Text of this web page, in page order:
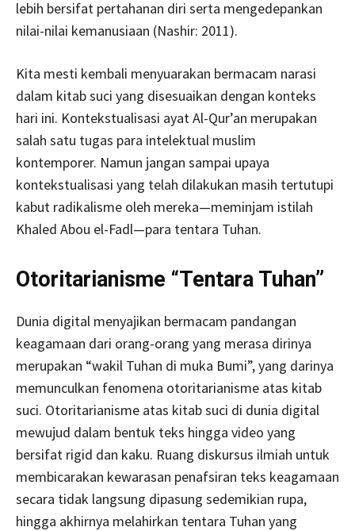
lebih bersifat pertahanan diri serta mengedepankan
nilai-nilai kemanusiaan (Nashir: 2011).
Kita mesti kembali menyuarakan bermacam narasi
dalam kitab suci yang disesuaikan dengan konteks
hari ini. Kontekstualisasi ayat Al-Qur’an merupakan
salah satu tugas para intelektual muslim
kontemporer. Namun jangan sampai upaya
kontekstualisasi yang telah dilakukan masih tertutupi
kabut radikalisme oleh mereka—meminjam istilah
Khaled Abou el-Fadl—para tentara Tuhan.
Otoritarianisme “Tentara Tuhan”
Dunia digital menyajikan bermacam pandangan
keagamaan dari orang-orang yang merasa dirinya
merupakan “wakil Tuhan di muka Bumi”, yang darinya
memunculkan fenomena otoritarianisme atas kitab
suci. Otoritarianisme atas kitab suci di dunia digital
mewujud dalam bentuk teks hingga video yang
bersifat rigid dan kaku. Ruang diskursus ilmiah untuk
membicarakan kewarasan penafsiran teks keagamaan
secara tidak langsung dipasung sedemikian rupa,
hingga akhirnya melahirkan tentara Tuhan yang